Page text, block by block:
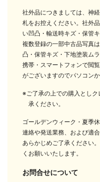
社外品につきましては、神
札をお控えください。社外
い凹凸・輸送時キズ・保管
複数登録の一部中古品写真
凸・保管キズ・下地塗装ムラ
携帯・スマートフォンで閲
がございますのでパソコン
※ご了承の上での購入とし
承ください。
ゴールデンウィーク・夏季
連絡や発送業務、および適
あらかじめご了承ください
くお願いいたします。
お問合せについて